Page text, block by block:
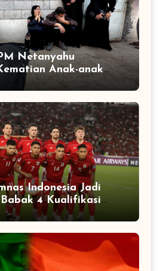
Netanyahu
Anak-anak
Indonesia Jadi
Babak 4 Kualifikasi